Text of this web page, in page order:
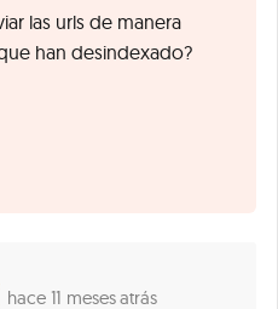
las urls de manera
han desindexado?
11 meses atrás